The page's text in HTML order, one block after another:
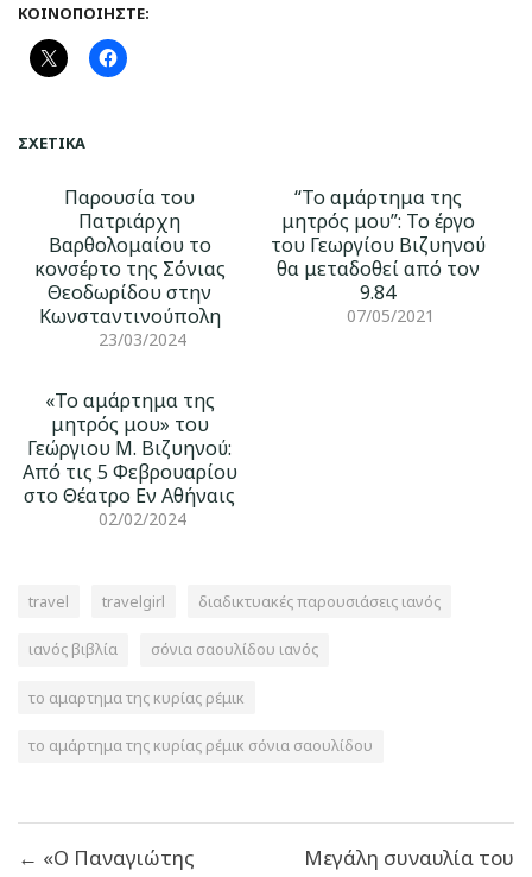
ΚΟΙΝΟΠΟΙΉΣΤΕ:
ΣΧΕΤΙΚΆ
Παρουσία του
Πατριάρχη
Βαρθολομαίου το
κονσέρτο της Σόνιας
Θεοδωρίδου στην
Κωνσταντινούπολη
23/03/2024
“Το αμάρτημα της
μητρός μου”: Το έργο
του Γεωργίου Βιζυηνού
θα μεταδοθεί από τον
9.84
07/05/2021
«Το αμάρτημα της
μητρός μου» του
Γεώργιου Μ. Βιζυηνού:
Από τις 5 Φεβρουαρίου
στο Θέατρο Εν Αθήναις
02/02/2024
travel travelgirl διαδικτυακές παρουσιάσεις ιανός
ιανός βιβλία σόνια σαουλίδου ιανός
το αμαρτημα της κυρίας ρέμικ
το αμάρτημα της κυρίας ρέμικ σόνια σαουλίδου
άρθρων
← «Ο Παναγιώτης
Μεγάλη συναυλία του